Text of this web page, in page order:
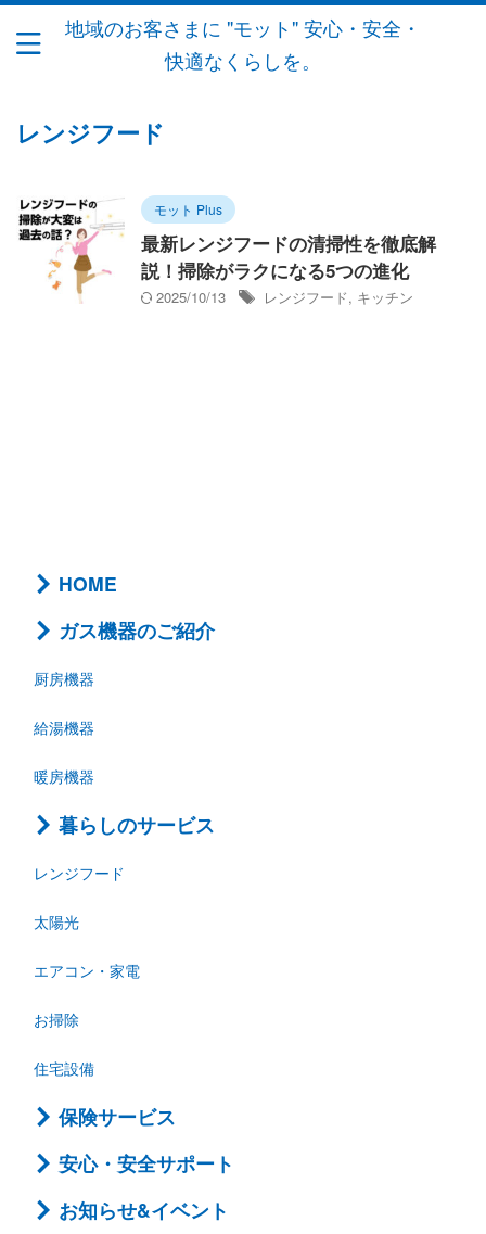
地域のお客さまに "モット" 安心・安全・
快適なくらしを。
レンジフード
モット Plus
最新レンジフードの清掃性を徹底解
説！掃除がラクになる5つの進化
2025/10/13 レンジフード, キッチン
HOME
ガス機器のご紹介
厨房機器
給湯機器
暖房機器
暮らしのサービス
レンジフード
太陽光
エアコン・家電
お掃除
住宅設備
保険サービス
安心・安全サポート
お知らせ&イベント